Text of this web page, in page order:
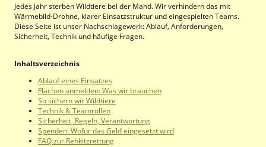
Jedes Jahr sterben Wildtiere bei der Mahd. Wir verhindern das mit
Wärmebild-Drohne, klarer Einsatzstruktur und eingespielten Teams.
Diese Seite ist unser Nachschlagewerk: Ablauf, Anforderungen,
Sicherheit, Technik und häufige Fragen.
Inhaltsverzeichnis
Ablauf eines Einsatzes
Flächen anmelden: Was wir brauchen
So sichern wir Wildtiere
Technik & Teamrollen
Sicherheit, Regeln, Verantwortung
Spenden: Wofür das Geld eingesetzt wird
FAQ zur Rehkitzrettung